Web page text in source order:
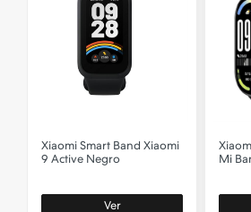
Xiaomi Smart Band Xiaomi
9 Active Negro
Ver
Mi